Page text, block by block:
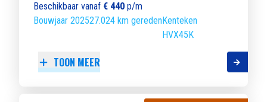
Beschikbaar vanaf € 440 p/m
Bouwjaar 202527.024 km geredenKenteken
HVX45K
TOON MEER